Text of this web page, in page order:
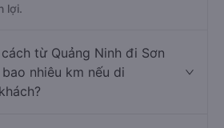
lợi.
từ Quảng Ninh đi Sơn
nhiêu km nếu di